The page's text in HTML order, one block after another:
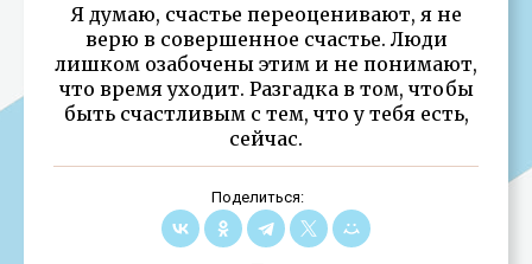
Я думаю, счастье переоценивают, я не
верю в совершенное счастье. Люди
лишком озабочены этим и не понимают,
что время уходит. Разгадка в том, чтобы
быть счастливым с тем, что у тебя есть,
сейчас.
Поделиться: